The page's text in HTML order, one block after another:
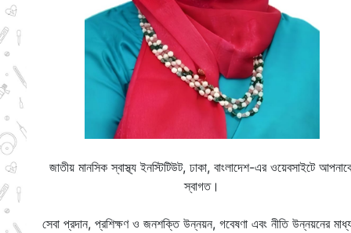
জাতীয় মানসিক স্বাস্থ্য ইনস্টিটিউট, ঢাকা, বাংলাদেশ-এর ওয়েবসাইটে
স্বাগত।
সেবা প্রদান, প্রশিক্ষণ ও জনশক্তি উন্নয়ন, গবেষণা এবং নীতি উন্নয়নের